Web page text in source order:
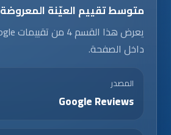
متوسط تقييم العيّنة المعروضة
داخل الصفحة.
المصدر
Google Reviews